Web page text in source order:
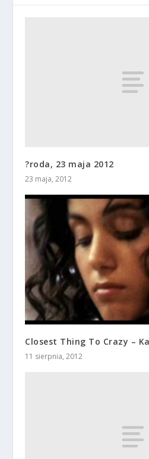
?roda, 23 maja 2012
23 maja, 2012
Closest Thing To Crazy –
11 sierpnia, 2012